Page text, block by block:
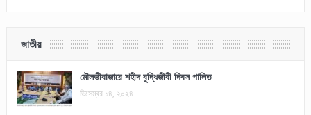
জাতীয়
মৌলভীবাজারে শহীদ বুদ্ধিজীবী দিবস পালিত
ডিসেম্বর ১৪, ২০২৪